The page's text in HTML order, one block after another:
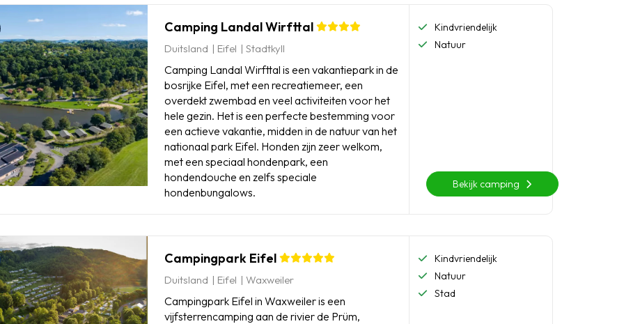
Camping Landal Wirfttal
Duitsland Eifel Stadtkyll
Camping Landal Wirfttal is een vakantiepark in de
bosrijke Eifel, met een recreatiemeer, een
overdekt zwembad en veel activiteiten voor het
hele gezin. Het is een perfecte bestemming voor
een actieve vakantie, midden in de natuur van het
nationaal park Eifel. Honden zijn zeer welkom,
met een speciaal hondenpark, een
hondendouche en zelfs speciale
hondenbungalows.
Kindvriendelijk
Natuur
Bekijk camping
Campingpark Eifel
Duitsland Eifel Waxweiler
Campingpark Eifel in Waxweiler is een
vijfsterrencamping aan de rivier de Prüm,
Kindvriendelijk
Natuur
Stad